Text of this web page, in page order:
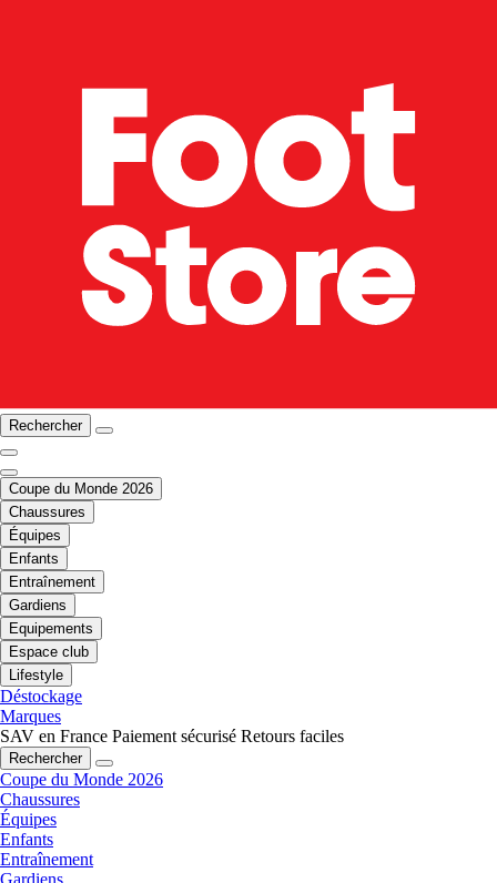
Rechercher
Coupe du Monde 2026
Chaussures
Équipes
Enfants
Entraînement
Gardiens
Equipements
Espace club
Lifestyle
Déstockage
Marques
SAV en France Paiement sécurisé Retours faciles
Rechercher
Coupe du Monde 2026
Chaussures
Équipes
Enfants
Entraînement